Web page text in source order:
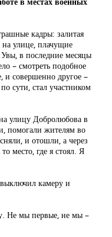
кадры: залитая
на улице, плачущие
в последние месяцы
– смотреть подобное
и совершенно другое –
сути, стал участником
улицу Добролюбова в
помогали жителям во
и отошли, а через
место, где я стоял. Я
камеру и
Не мы первые, не мы –